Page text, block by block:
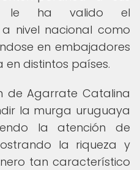
le ha valido el
nivel nacional como
en embajadores
distintos países.
de Agarrate Catalina
la murga uruguaya
la atención de
la riqueza y
tan característico